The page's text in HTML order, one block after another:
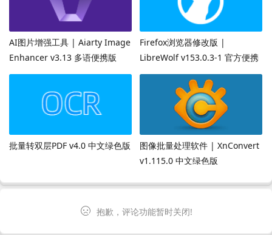
AI图片增强工具 | Aiarty Image
Enhancer v3.13 多语便携版
Firefox浏览器修改版 |
LibreWolf v153.0.3-1 官方便携
版
批量转双层PDF v4.0 中文绿色版
图像批量处理软件 | XnConvert
v1.115.0 中文绿色版
抱歉，评论功能暂时关闭!